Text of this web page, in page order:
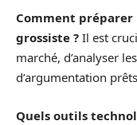
Comment
grossiste ? Il est
marché, d’analyser
d’argumentation prêts
Quels outils